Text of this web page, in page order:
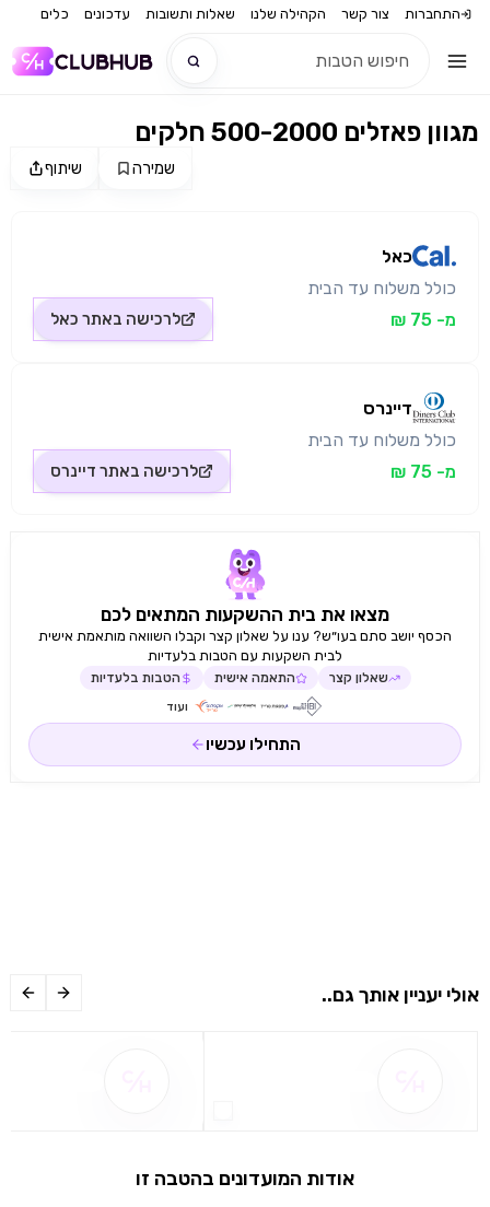
התחברות צור קשר הקהילה שלנו שאלות ותשובות עדכונים כלים
שיתוף שמירה
מגוון פאזלים 500-2000 חלקים
כאל
כולל משלוח עד הבית
מ- 75 ₪
לרכישה באתר כאל
דיינרס
כולל משלוח עד הבית
מ- 75 ₪
לרכישה באתר דיינרס
מצאו את בית ההשקעות המתאים לכם
הכסף יושב סתם בעו״ש? ענו על שאלון קצר וקבלו השוואה מותאמת אישית
לבית השקעות עם הטבות בלעדיות
שאלון קצר התאמה אישית הטבות בלעדיות
ועוד
התחילו עכשיו
אולי יעניין אותך גם..
אודות המועדונים בהטבה זו